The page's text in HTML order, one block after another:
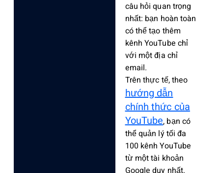
câu hỏi quan trọng
nhất: bạn hoàn toàn
có thể tạo thêm
kênh YouTube chỉ
với một địa chỉ
email.
Trên thực tế, theo
hướng dẫn
chính thức của
YouTube, bạn có
thể quản lý tối đa
100 kênh YouTube
từ một tài khoản
Google duy nhất.